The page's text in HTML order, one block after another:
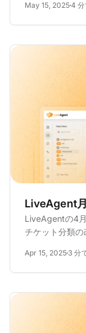
May 15, 20254 分
LiveAgent
LiveAgentの4
チケット分類
Apr 15, 2025 3 分